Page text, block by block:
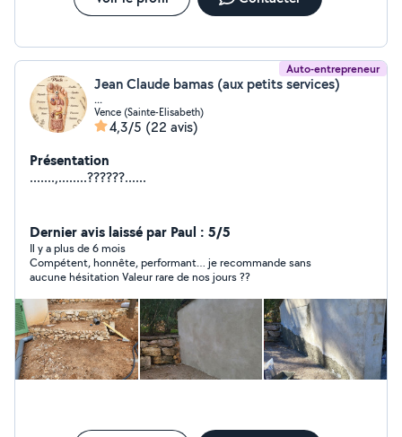
Auto-entrepreneur
Jean Claude bamas (aux petits services)
...
Vence (Sainte-Elisabeth)
4,3/5 (22 avis)
Présentation
.......,........??????......
Dernier avis laissé par Paul : 5/5
Il y a plus de 6 mois
Compétent, honnête, performant… je recommande sans
aucune hésitation Valeur rare de nos jours ??